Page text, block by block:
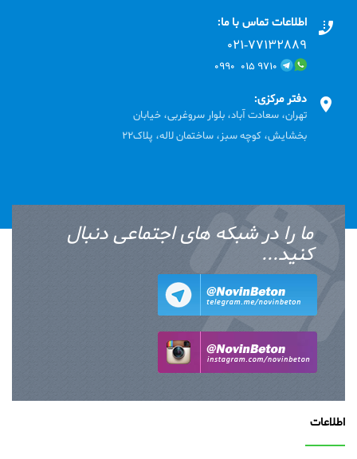
اطلاعات تماس با ما:
۰۲۱-۷۷۱٣۲۸۸۹
۹۷۱۰ ۰۱۵ ۰۹۹۰
دفتر مرکزی:
تهران، سعادت آباد، بلوار سروغربی، خیابان
بخشایش، کوچه سبز، ساختمان لاله، پلاک22
ما را در شبکه های اجتماعی دنبال
کنید...
اطلاعات